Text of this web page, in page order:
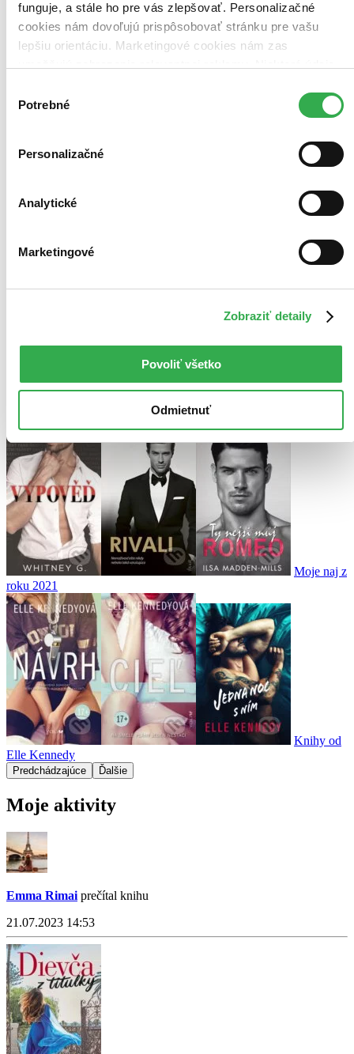
funguje, a stále ho pre vás zlepšovať. Personalizačné
cookies nám dovoľujú prispôsobovať stránku pre vašu
lepšiu orientáciu. Marketingové cookies nám zas
keby sme mohli používať všetky tieto cookies. Ďakujeme!
súhlasu
Potrebné
Personalizačné
Analytické
Marketingové
Zobraziť detaily
Povoliť všetko
Odmietnuť
Moje naj z
roku 2021
Knihy od
Elle Kennedy
Predchádzajúce Ďalšie
Moje aktivity
Emma Rimai prečítal knihu
21.07.2023 14:53